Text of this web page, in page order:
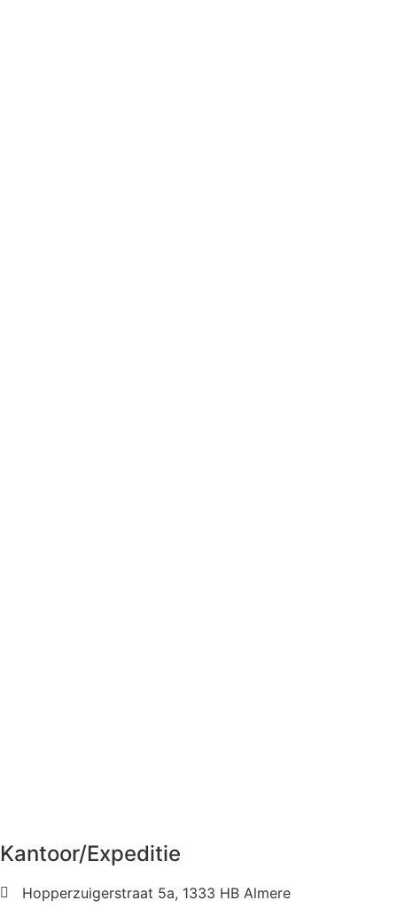
Kantoor/Expeditie
Hopperzuigerstraat 5a, 1333 HB Almere